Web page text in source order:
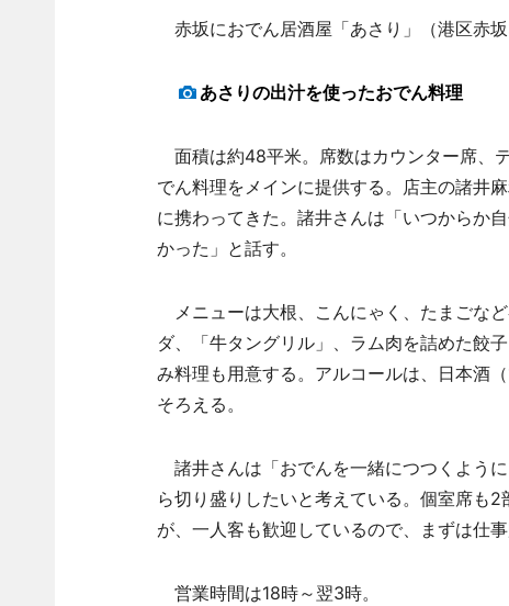
赤坂におでん居酒屋「あさり」（港区赤
あさりの出汁を使ったおでん料理
面積は約48平米。席数はカウンター席、
でん料理をメインに提供する。店主の諸井
に携わってきた。諸井さんは「いつからか
かった」と話す。
メニューは大根、こんにゃく、たまごな
ダ、「牛タングリル」、ラム肉を詰めた餃
み料理も用意する。アルコールは、日本酒
そろえる。
諸井さんは「おでんを一緒につつくよう
ら切り盛りしたいと考えている。個室席も
が、一人客も歓迎しているので、まずは仕
営業時間は18時～翌3時。